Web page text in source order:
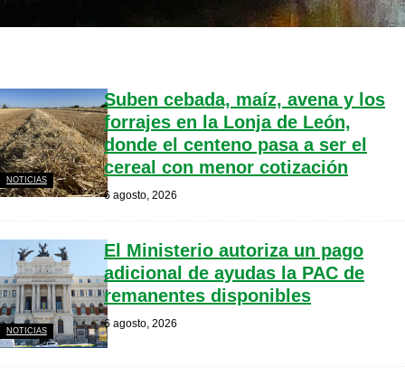
NOTICIAS
Suben cebada, maíz, avena y los
forrajes en la Lonja de León,
donde el centeno pasa a ser el
cereal con menor cotización
6 agosto, 2026
NOTICIAS
El Ministerio autoriza un pago
adicional de ayudas la PAC de
remanentes disponibles
6 agosto, 2026